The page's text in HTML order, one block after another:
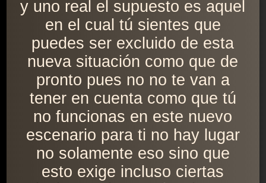
y uno real el supuesto es aquel
en el cual tú sientes que
puedes ser excluido de esta
nueva situación como que de
pronto pues no no te van a
tener en cuenta como que tú
no funcionas en este nuevo
escenario para ti no hay lugar
no solamente eso sino que
esto exige incluso ciertas